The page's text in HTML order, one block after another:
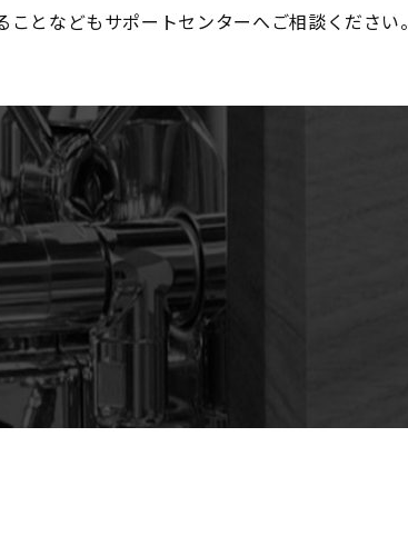
となどもサポートセンターへご相談ください。